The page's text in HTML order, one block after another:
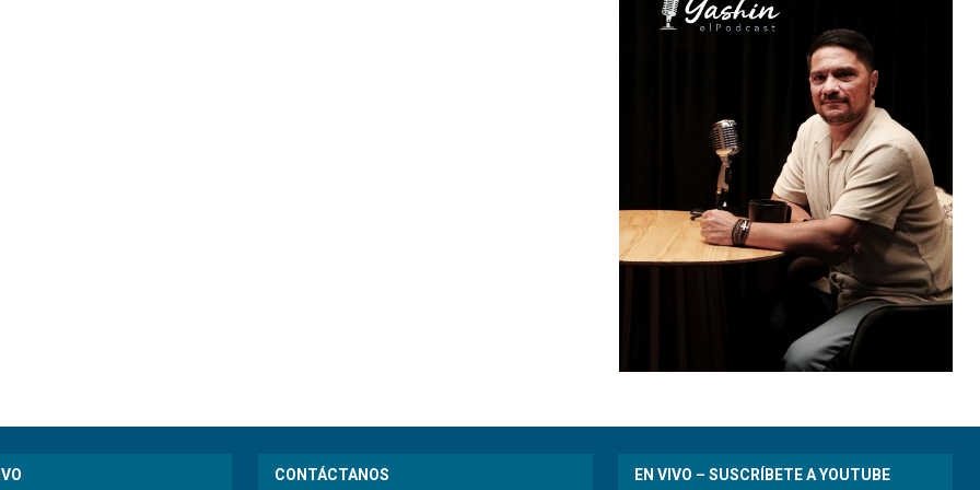
CONTÁCTANOS EN VIVO – SUSCRÍBETE A YOUTUBE